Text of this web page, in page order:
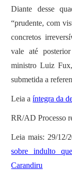
Diante desse
“prudente, com
concretos
vale até
ministro Luiz
submetida a
Leia aíntegra da
RR/AD Processo
Leia mais: 29/12/
sobre indulto
Carandiru